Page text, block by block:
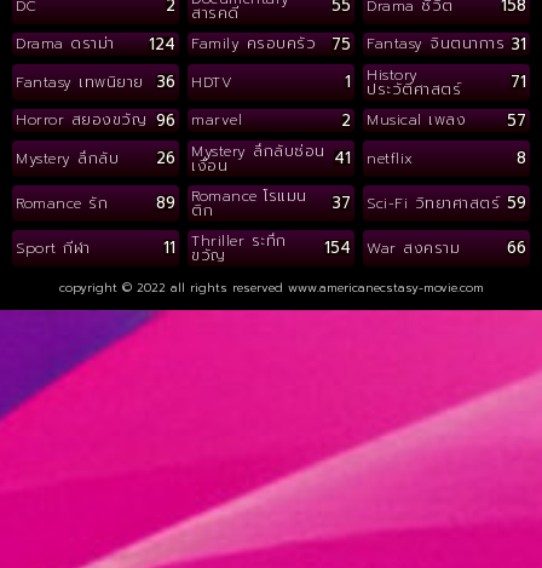
DC 2 สารคดี 55 Drama ชีวิต 158
Drama ดราม่า 124 Family ครอบครัว 75 Fantasy จินตนาการ 31
Fantasy เทพนิยาย 36 HDTV 1 History
ประวัติศาสตร์ 71
Horror สยองขวัญ 96 marvel 2 Musical เพลง 57
Mystery ลึกลับ 26 Mystery ลึกลับซ่อน
เงื่อน 41 netflix 8
Romance รัก 89 Romance โรแมน
ติก 37 Sci-Fi วิทยาศาสตร์ 59
Sport กีฬา 11 Thriller ระทึก
ขวัญ 154 War สงคราม 66
copyright © 2022 all rights reserved www.americanecstasy-movie.com